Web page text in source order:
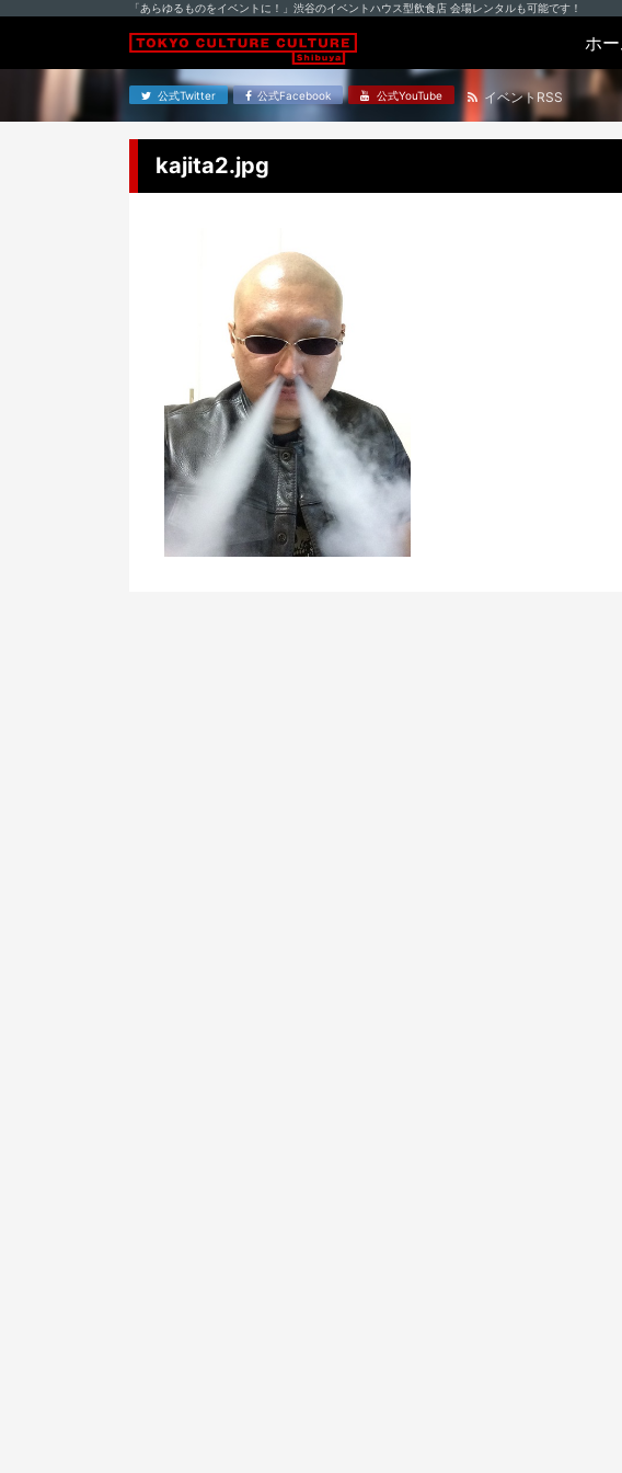
「あらゆるものをイベントに！」渋谷のイベントハウス型飲食店 会場レンタルも可能です！
ホ
公式Twitter 公式Facebook 公式YouTube イベントRSS
kajita2.jpg